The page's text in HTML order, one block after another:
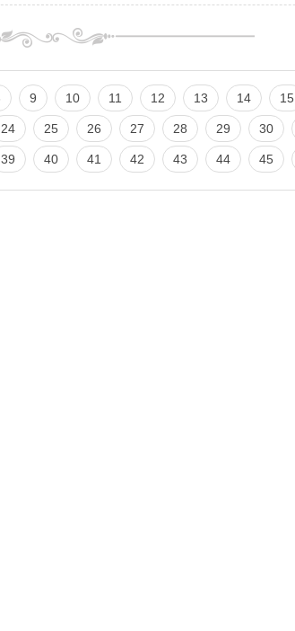
9 10 11 12 13 14 15
24 25 26 27 28 29 30
39 40 41 42 43 44 45